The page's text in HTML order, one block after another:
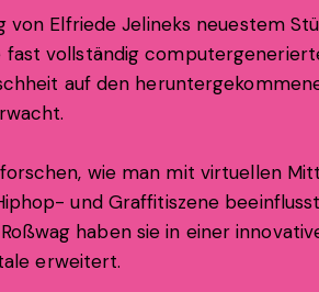
Elfriede Jelineks neuestem
vollständig
auf den
wie man mit virtuellen
und Graffitiszene
haben sie in einer
erweitert.